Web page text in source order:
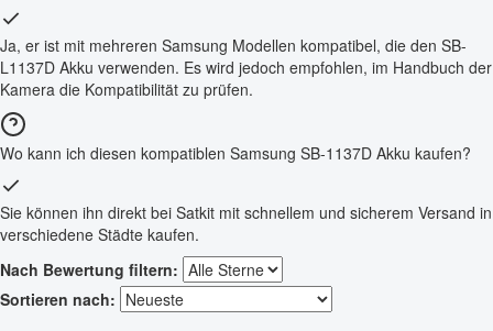
Ja, er ist mit mehreren Samsung Modellen kompatibel, die den SB-
L1137D Akku verwenden. Es wird jedoch empfohlen, im Handbuch der
Kamera die Kompatibilität zu prüfen.
Wo kann ich diesen kompatiblen Samsung SB-1137D Akku kaufen?
Sie können ihn direkt bei Satkit mit schnellem und sicherem Versand in
verschiedene Städte kaufen.
Nach Bewertung filtern:
Sortieren nach: